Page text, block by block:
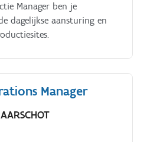
Manager ben je
dagelijkse aansturing en
Manager
AARSCHOT